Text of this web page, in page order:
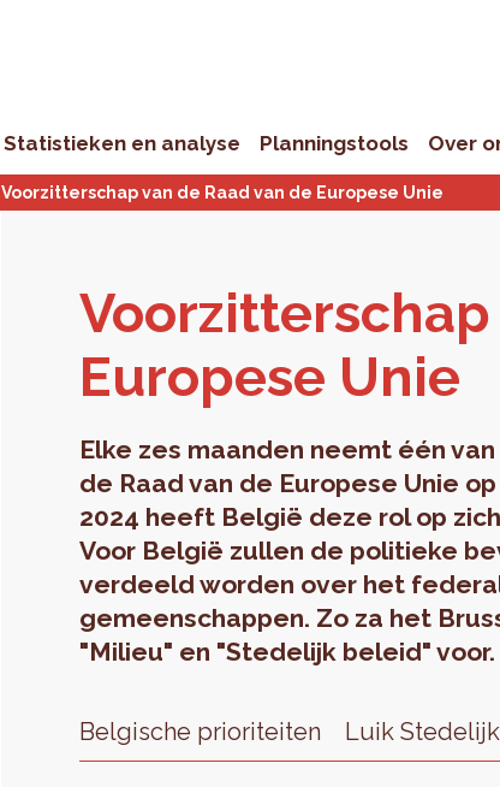
Statistieken en analyse Planningstools Over
Voorzitterschap van de Raad van de Europese Unie
Voor­zit­ter­schap
Eu­ro­pe­se Unie
Elke zes maanden neemt één
de Raad van de Europese Unie
2024 heeft België deze rol op
Voor België zullen de politieke
verdeeld worden over het
gemeenschappen. Zo za het
"Milieu" en "Stedelijk beleid" voor.
Belgische prioriteiten Luik